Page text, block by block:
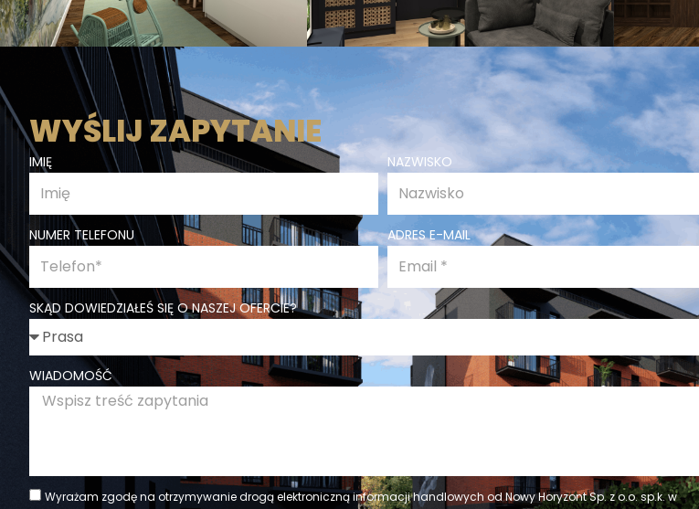
WYŚLIJ ZAPYTANIE
IMIĘ NAZWISKO
NUMER TELEFONU ADRES E-MAIL
SKĄD DOWIEDZIAŁEŚ SIĘ O NASZEJ OFERCIE?
WIADOMOŚĆ
Wyrażam zgodę na otrzymywanie drogą elektroniczną informacji handlowych od Nowy Horyzont Sp. z o.o. sp.k. w